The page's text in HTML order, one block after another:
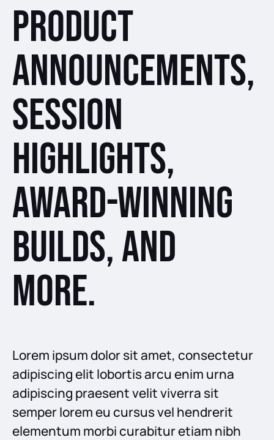
Product
announcements,
session
highlights,
award-winning
builds, and
more.
Lorem ipsum dolor sit amet, consectetur
adipiscing elit lobortis arcu enim urna
adipiscing praesent velit viverra sit
semper lorem eu cursus vel hendrerit
elementum morbi curabitur etiam nibh